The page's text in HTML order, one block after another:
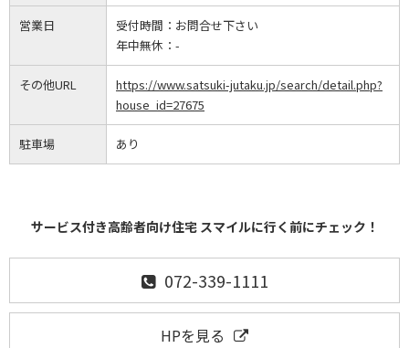
営業日 受付時間： お問合せ下さい
年中無休： -
その他URL
https://www.satsuki-jutaku.jp/search/detail.php?
house_id=27675
駐車場 あり
サービス付き高齢者向け住宅 スマイルに行く前にチェック！
072-339-1111
HPを見る